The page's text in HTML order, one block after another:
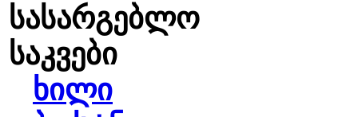
სასარგებლო
საკვები
ხილი